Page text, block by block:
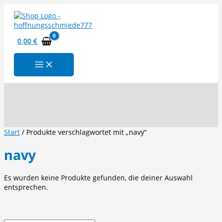
Inhalt
springen
0,00€
Start / Produkte verschlagwortet mit „navy“
navy
Es wurden keine Produkte gefunden, die deiner Auswahl
entsprechen.